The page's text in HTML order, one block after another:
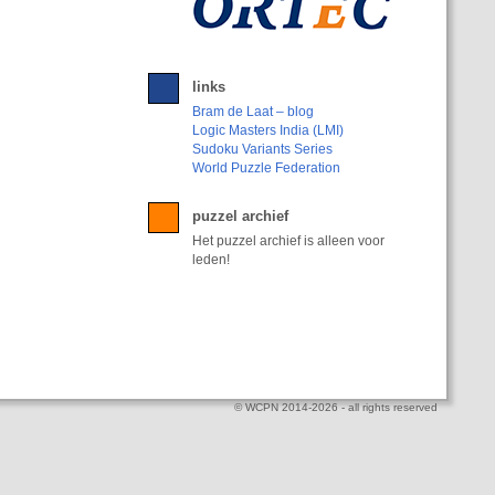
links
Bram de Laat – blog
Logic Masters India (LMI)
Sudoku Variants Series
World Puzzle Federation
puzzel archief
Het puzzel archief is alleen voor
leden!
© WCPN 2014-2026 - all rights reserved